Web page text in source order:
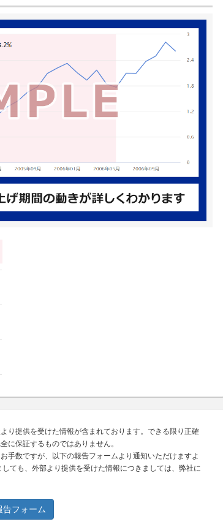
り提供を受けた情報が含まれております。できる限り正確
に保証するものではありません。
手数ですが、以下の報告フォームより通知いただけますよ
ても、外部より提供を受けた情報につきましては、弊社に
告フォーム